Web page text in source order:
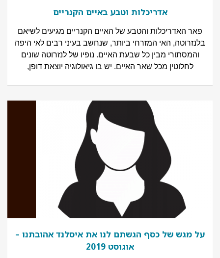
אדריכלות וטבע באיים הקנריים
פאר האדריכלות והטבע של האיים הקנריים מגיעים לשיאם
בלנזרוטה, האי המזרחי ביותר, שנחשב בעיני רבים לאי היפה
והמסתורי מבין כל שבעת האיים. נופיו של לנזרוטה שונים
לחלוטין מכל שאר האיים. יש בו גיאולוגיה יוצאת דופן,
על מגש של כסף הגשתם לנו את איסלנד אהובתנו –
אוגוסט 2019